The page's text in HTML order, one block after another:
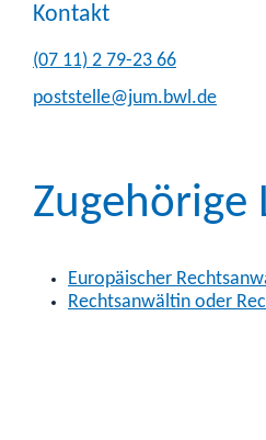
Kontakt
(07 11) 2 79-23 66
poststelle@jum.bwl.de
Zugehörige
Europäischer
Rechtsanwältin oder